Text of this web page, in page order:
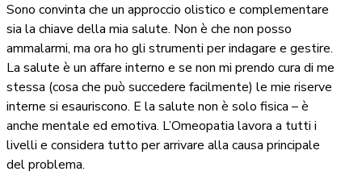
Sono convinta che un approccio olistico e complementare
sia la chiave della mia salute. Non è che non posso
ammalarmi, ma ora ho gli strumenti per indagare e gestire.
La salute è un affare interno e se non mi prendo cura di me
stessa (cosa che può succedere facilmente) le mie riserve
interne si esauriscono. E la salute non è solo fisica – è
anche mentale ed emotiva. L’Omeopatia lavora a tutti i
livelli e considera tutto per arrivare alla causa principale
del problema.